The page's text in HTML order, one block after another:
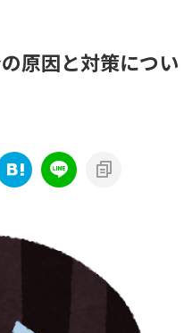
原因と対策につい